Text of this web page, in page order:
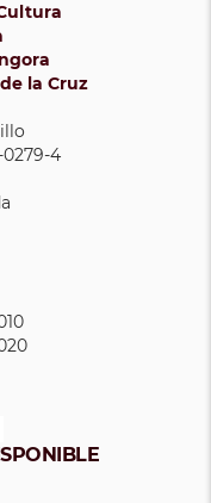
la Cruz
0279-4